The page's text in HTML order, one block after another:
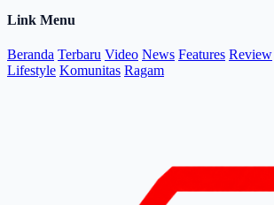
Link Menu
Beranda Terbaru Video News Features Review
Lifestyle Komunitas Ragam